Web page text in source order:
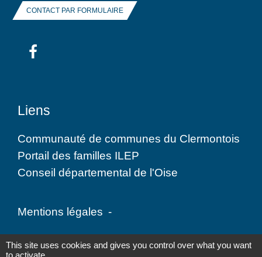
CONTACT PAR FORMULAIRE
Liens
Communauté de communes du Clermontois
Portail des familles ILEP
Conseil départemental de l'Oise
Mentions légales -
Politique de confidentialité - Accessibilité -
This site uses cookies and gives you control over what you want
to activate